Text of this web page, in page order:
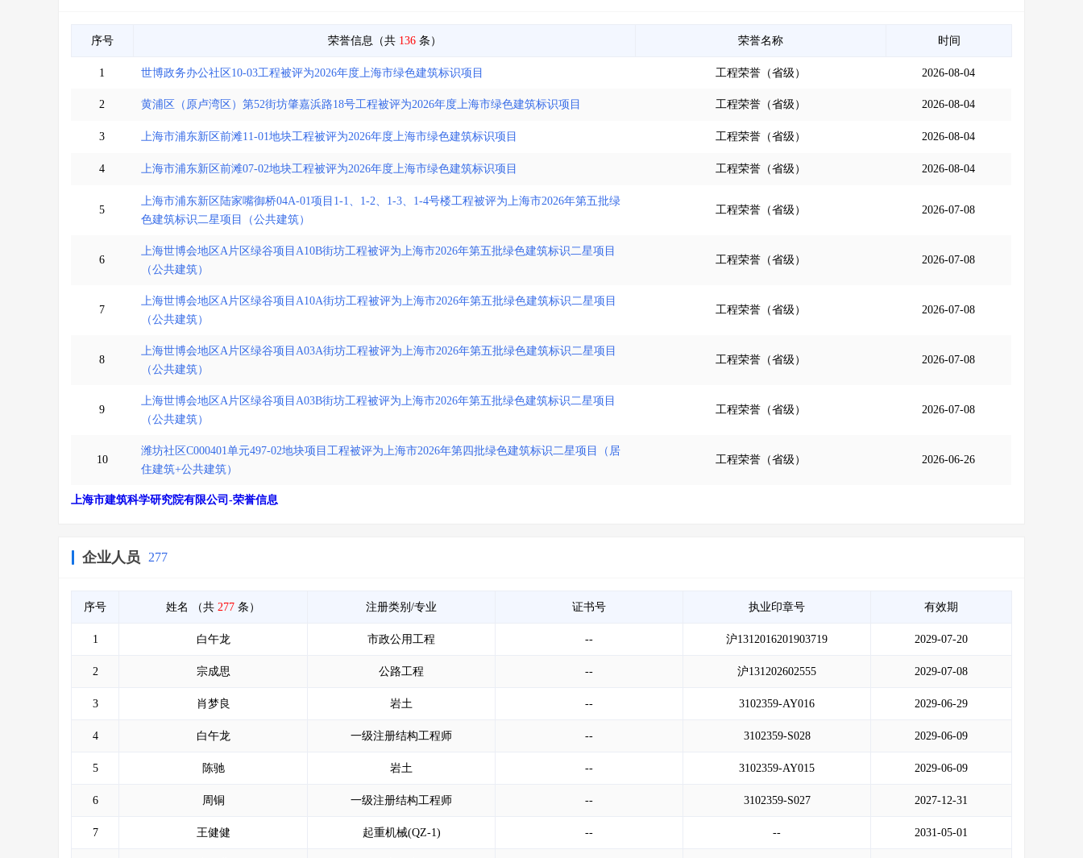
序号 荣誉信息（共 136条） 荣誉名称 时间
1 世博政务办公社区10-03工程被评为2026年度上海市绿色建筑标识项目 工程荣誉（省级） 2026-08-04
2 黄浦区（原卢湾区）第52街坊肇嘉浜路18号工程被评为2026年度上海市绿色建筑标识项目 工程荣誉（省级） 2026-08-04
3 上海市浦东新区前滩11-01地块工程被评为2026年度上海市绿色建筑标识项目 工程荣誉（省级） 2026-08-04
4 上海市浦东新区前滩07-02地块工程被评为2026年度上海市绿色建筑标识项目 工程荣誉（省级） 2026-08-04
5
上海市浦东新区陆家嘴御桥04A-01项目1-1、1-2、1-3、1-4号楼工程被评为上海市2026年第五批绿
色建筑标识二星项目（公共建筑）
工程荣誉（省级） 2026-07-08
6
上海世博会地区A片区绿谷项目A10B街坊工程被评为上海市2026年第五批绿色建筑标识二星项目
（公共建筑）
工程荣誉（省级） 2026-07-08
7
上海世博会地区A片区绿谷项目A10A街坊工程被评为上海市2026年第五批绿色建筑标识二星项目
（公共建筑）
工程荣誉（省级） 2026-07-08
8
上海世博会地区A片区绿谷项目A03A街坊工程被评为上海市2026年第五批绿色建筑标识二星项目
（公共建筑）
工程荣誉（省级） 2026-07-08
9
上海世博会地区A片区绿谷项目A03B街坊工程被评为上海市2026年第五批绿色建筑标识二星项目
（公共建筑）
工程荣誉（省级） 2026-07-08
10
潍坊社区C000401单元497-02地块项目工程被评为上海市2026年第四批绿色建筑标识二星项目（居
住建筑+公共建筑）
工程荣誉（省级） 2026-06-26
上海市建筑科学研究院有限公司-荣誉信息
企业人员 277
序号 姓名 （共 277 条） 注册类别/专业 证书号 执业印章号 有效期
1 白午龙 市政公用工程 -- 沪1312016201903719 2029-07-20
2 宗成思 公路工程 -- 沪131202602555 2029-07-08
3 肖梦良 岩土 -- 3102359-AY016 2029-06-29
4 白午龙 一级注册结构工程师 -- 3102359-S028 2029-06-09
5 陈驰 岩土 -- 3102359-AY015 2029-06-09
6 周铜 一级注册结构工程师 -- 3102359-S027 2027-12-31
7 王健健 起重机械(QZ-1) -- -- 2031-05-01